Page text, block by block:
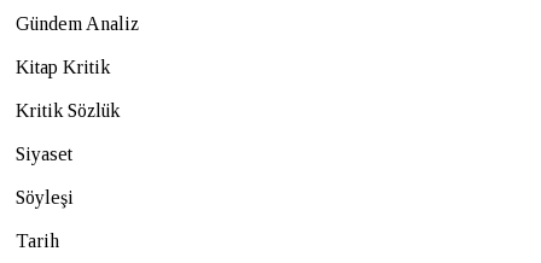
Gündem Analiz
Kitap Kritik
Kritik Sözlük
Siyaset
Söyleşi
Tarih